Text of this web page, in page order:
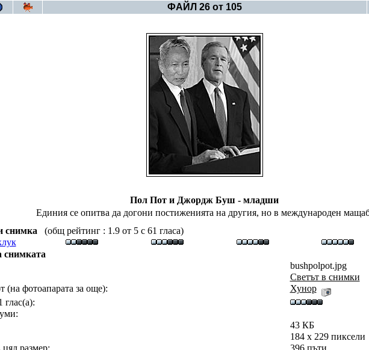
ФАЙЛ 26 от 105
Пол Пот и Джордж Буш - младши
Единия се опитва да догони постиженията на другия, но в международен
снимка
(общ рейтинг : 1.9 от 5 с 61 гласа)
снимката
bushpolpot.jpg
Светът в снимки
(на фотоапарата за още):
Хунор
глас(а):
43 КБ
184 x 229 пиксели
размер:
396 пъти